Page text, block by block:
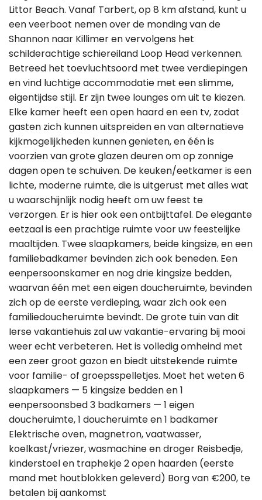
Littor Beach. Vanaf Tarbert, op 8 km afstand, kunt u
een veerboot nemen over de monding van de
Shannon naar Killimer en vervolgens het
schilderachtige schiereiland Loop Head verkennen.
Betreed het toevluchtsoord met twee verdiepingen
en vind luchtige accommodatie met een slimme,
eigentijdse stijl. Er zijn twee lounges om uit te kiezen.
Elke kamer heeft een open haard en een tv, zodat
gasten zich kunnen uitspreiden en van alternatieve
kijkmogelijkheden kunnen genieten, en één is
voorzien van grote glazen deuren om op zonnige
dagen open te schuiven. De keuken/eetkamer is een
lichte, moderne ruimte, die is uitgerust met alles wat
u waarschijnlijk nodig heeft om uw feest te
verzorgen. Er is hier ook een ontbijttafel. De elegante
eetzaal is een prachtige ruimte voor uw feestelijke
maaltijden. Twee slaapkamers, beide kingsize, en een
familiebadkamer bevinden zich ook beneden. Een
eenpersoonskamer en nog drie kingsize bedden,
waarvan één met een eigen doucheruimte, bevinden
zich op de eerste verdieping, waar zich ook een
familiedoucheruimte bevindt. De grote tuin van dit
Ierse vakantiehuis zal uw vakantie-ervaring bij mooi
weer echt verbeteren. Het is volledig omheind met
een zeer groot gazon en biedt uitstekende ruimte
voor familie- of groepsspelletjes. Moet het weten 6
slaapkamers — 5 kingsize bedden en 1
eenpersoonsbed 3 badkamers — 1 eigen
doucheruimte, 1 doucheruimte en 1 badkamer
Elektrische oven, magnetron, vaatwasser,
koelkast/vriezer, wasmachine en droger Reisbedje,
kinderstoel en traphekje 2 open haarden (eerste
mand met houtblokken geleverd) Borg van €200, te
betalen bij aankomst